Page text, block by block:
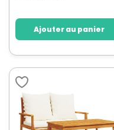
Ajouter au panier